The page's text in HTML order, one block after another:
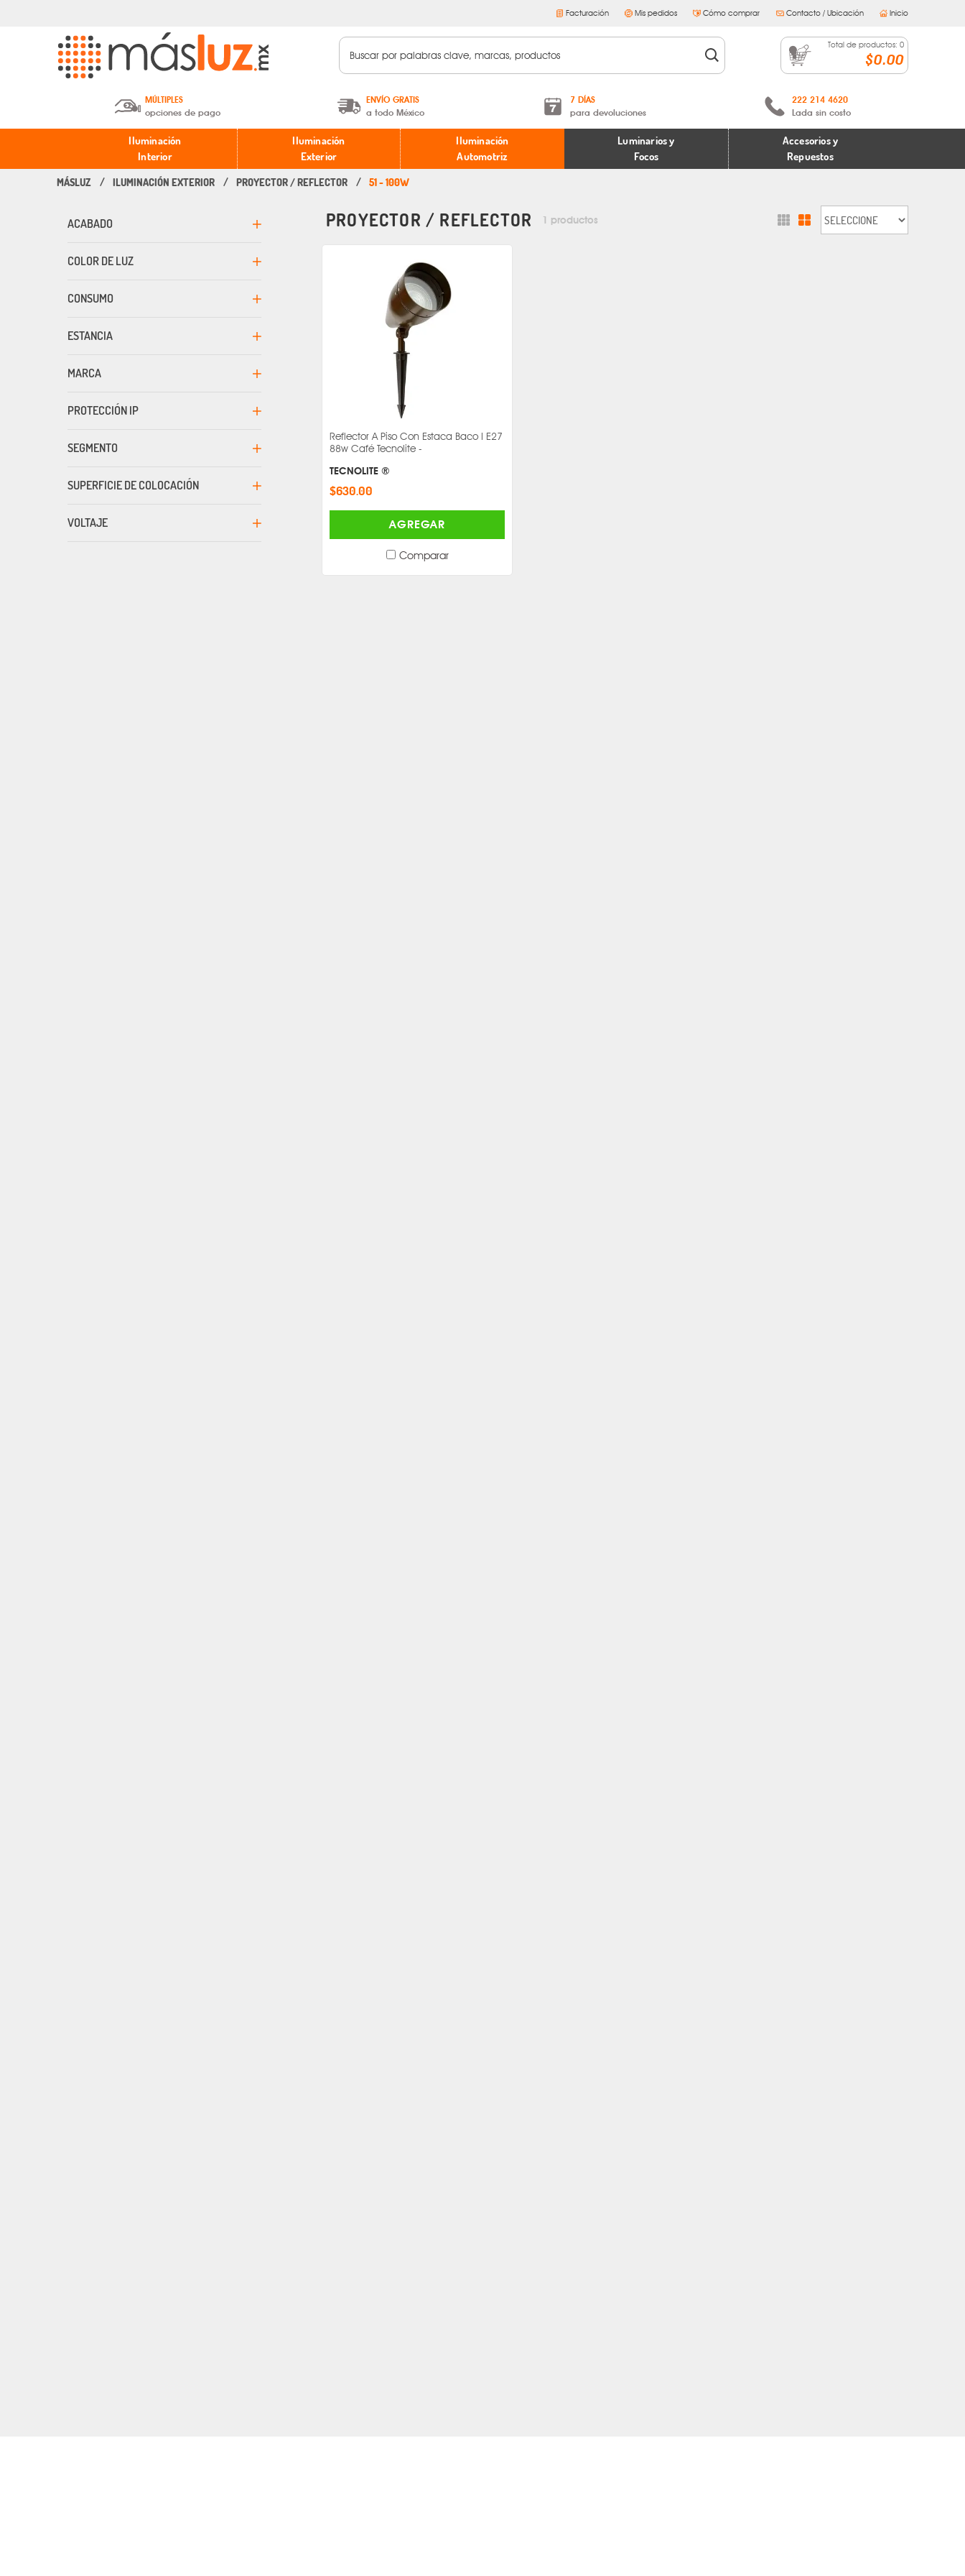
Facturación Mis pedidos Cómo comprar Contacto / Ubicación Inicio
Total de productos: 0
$0.00
MÚLTIPLES
opciones de pago
Depósito en efectivo o Cheque y
Transferencia.
ENVÍO GRATIS
a todo México
A partir de $599 MXN.
* Aplican restricciones
7 DÍAS
para devoluciones
Términos y condiciones
Políticas de devoluciones
222 214 4620
Lada sin costo
Iluminación
Interior
Iluminación
Exterior
Iluminación
Automotriz
Luminarios y
Focos
Accesorios y
Repuestos
ILUMINACIÓN EXTERIOR PROYECTOR / REFLECTOR 51 - 100W
MARCA
SUPERFICIE DE COLOCACIÓN
ESTANCIA
SEGMENTO
VOLTAJE
COLOR DE LUZ
ACABADO
CONSUMO
PROTECCIÓN IP
PROYECTOR / REFLECTOR 1 productos
Reflector A Piso Con Estaca Baco I E27
88w Café Tecnolite -
TECNOLITE ®
$630.00
AGREGAR
Comparar